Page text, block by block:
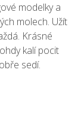
modelky a
molech. Užít
Krásné
kalí pocit
sedí.